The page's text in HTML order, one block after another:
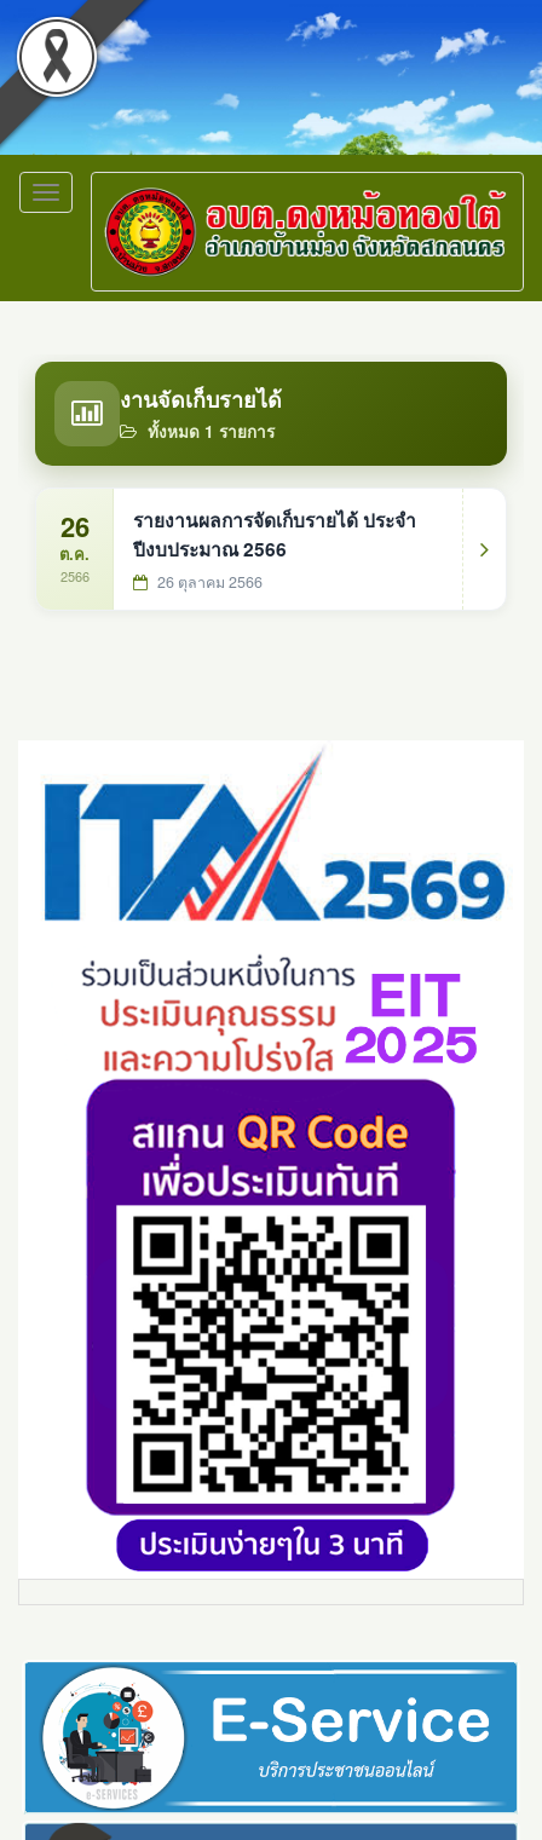
Toggle
navigation
งานจัดเก็บรายได้
ทั้งหมด 1 รายการ
26
ต.ค.
2566
รายงานผลการจัดเก็บรายได้ ประจำ
ปีงบประมาณ 2566
26 ตุลาคม 2566